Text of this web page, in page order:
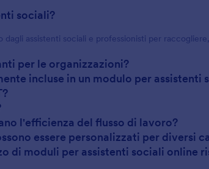
sociali?
dagli assistenti sociali e professionisti per
per le organizzazioni?
incluse in un modulo per assistenti
l'efficienza del flusso di lavoro?
essere personalizzati per diversi
di moduli per assistenti sociali online